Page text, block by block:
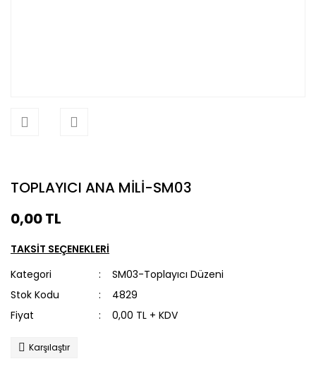
TOPLAYICI ANA MİLİ-SM03
0,00 TL
TAKSİT SEÇENEKLERİ
Kategori
SM03-Toplayıcı Düzeni
Stok Kodu
4829
Fiyat
0,00 TL + KDV
Karşılaştır